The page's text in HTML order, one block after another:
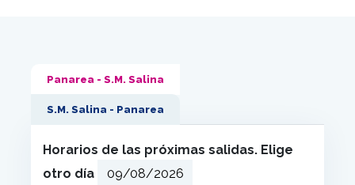
Panarea - S.M. Salina
S.M. Salina - Panarea
Horarios de las próximas salidas. Elige
otro día